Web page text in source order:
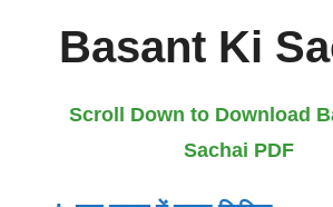
Basant Ki
Scroll Down to Download
Sachai PDF